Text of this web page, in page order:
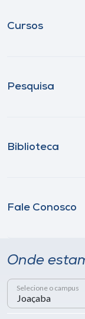
Cursos
Pesquisa
Biblioteca
Fale Conosco
Onde
Selecione o campus